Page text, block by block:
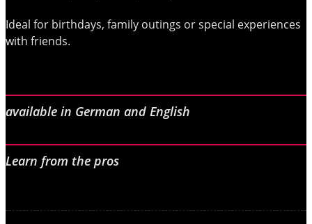
Ideal for birthdays, family outings or special experiences
with friends.
available in German and English
Learn from the pros